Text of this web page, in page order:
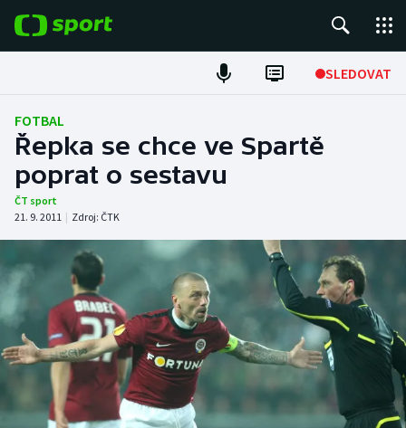
SLEDOVAT
Fotbal
Hokej
Tenis
Atletika
Cyklistika
DALŠÍ SPORTY
Americký fotbal
Baseball a softbal
NEPŘEHLÉDNĚTE
Soutěže
FOTBAL
Řepka se chce ve Spartě
poprat o sestavu
ČT sport
21. 9. 2011 | Zdroj: ČTK